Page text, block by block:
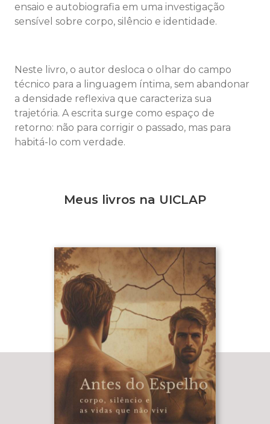
ensaio e autobiografia em uma investigação
sensível sobre corpo, silêncio e identidade.
Neste livro, o autor desloca o olhar do campo
técnico para a linguagem íntima, sem abandonar
a densidade reflexiva que caracteriza sua
trajetória. A escrita surge como espaço de
retorno: não para corrigir o passado, mas para
habitá-lo com verdade.
Meus livros na UICLAP